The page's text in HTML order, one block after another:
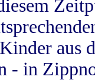
aus
- in